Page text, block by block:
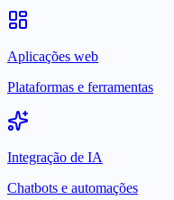
Aplicações web
Plataformas e ferramentas
Integração de IA
Chatbots e automações